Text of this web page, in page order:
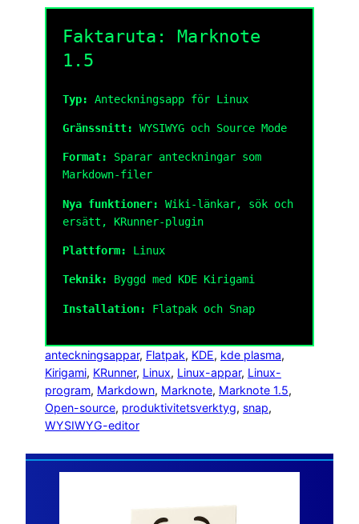
Faktaruta: Marknote
1.5
Typ: Anteckningsapp för Linux
Gränssnitt: WYSIWYG och Source Mode
Format:
Sparar anteckningar som
Markdown-filer
Nya funktioner:
Wiki-länkar, sök och
ersätt, KRunner-plugin
Plattform: Linux
Teknik: Byggd med KDE Kirigami
Installation: Flatpak och Snap
anteckningsappar, Flatpak, KDE, kde plasma
Kirigami, KRunner, Linux, Linux-appar, Linux-
program, Markdown, Marknote, Marknote 1.5
Open-source, produktivitetsverktyg, snap
WYSIWYG-editor